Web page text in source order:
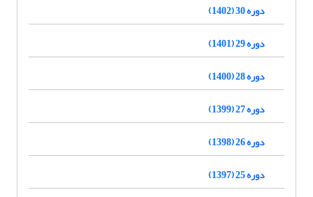
دوره 30 (1402)
دوره 29 (1401)
دوره 28 (1400)
دوره 27 (1399)
دوره 26 (1398)
دوره 25 (1397)